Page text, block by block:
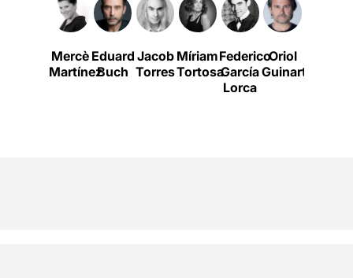
Mercè
Martínez
Eduard
Buch
Jacob
Torres
Míriam
Tortosa
Federico
García
Lorca
Oriol
Guinart